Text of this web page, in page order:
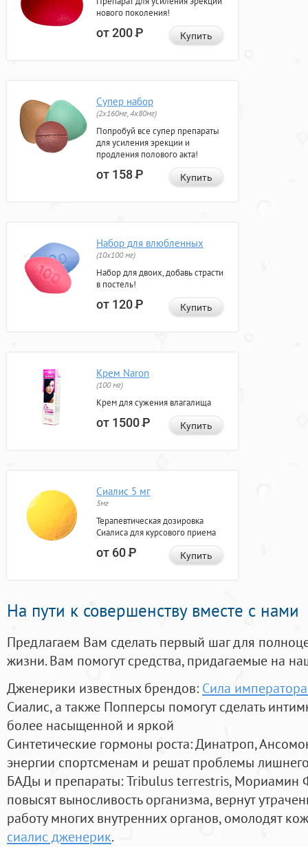
нового поколения!
от 200Р Купить
Супер набор
(2х160мг, 4х80мг)
Попробуй все супер препараты
для усиления эрекции и
продления полового акта!
от 158Р Купить
Набор для влюбленных
(10х100 мг)
Набор для двоих, добавь страсти
в постель!
от 120Р Купить
Крем Naron
(100 мг)
Крем для сужения влагалища
от 1500Р Купить
Сиалис 5 мг
5мг
Терапевтическая дозировка
Сиалиса для курсового приема
от 60Р Купить
На пути к совершенству вместе с нами
Предлагаем Вам сделать первый шаг для
жизни. Вам помогут средства, придагаемые на
Дженерики известных брендов: Сила
Сиалис, а также Попперсы помогут сделать
более насыщенной и яркой
Синтетические гормоны роста: Динатроп,
энергии спортсменам и решат проблемы
БАДы и препараты:Tribulus terrestris, Мориамин
повысят выносливость организма, вернут
работу многих внутренних органов, омолодят
сиалис дженерик.